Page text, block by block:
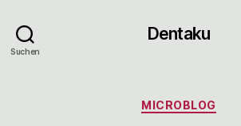
Suchen
Dentaku
Kategorien
MICROBLOG